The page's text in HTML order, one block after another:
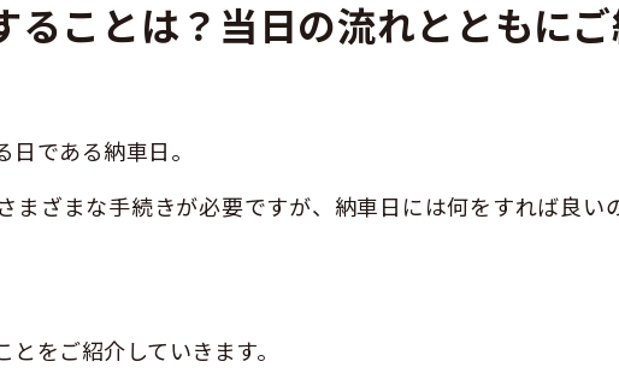
ることは？当日の流れとともに
である納車日。
まざまな手続きが必要ですが、納車日には何をすれば良い
をご紹介していきます。